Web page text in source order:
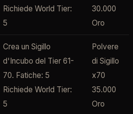
Richiede World Tier:
5
30.000
Oro
Crea un Sigillo
d'Incubo del Tier 61-
70. Fatiche: 5
Richiede World Tier:
5
Polvere
di Sigillo
x70
35.000
Oro